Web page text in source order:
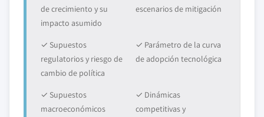
de crecimiento y su
impacto asumido
escenarios de mitigación
✓ Supuestos
regulatorios y riesgo de
cambio de política
✓ Parámetro de la curva
de adopción tecnológica
✓ Supuestos
macroeconómicos
✓ Dinámicas
competitivas y